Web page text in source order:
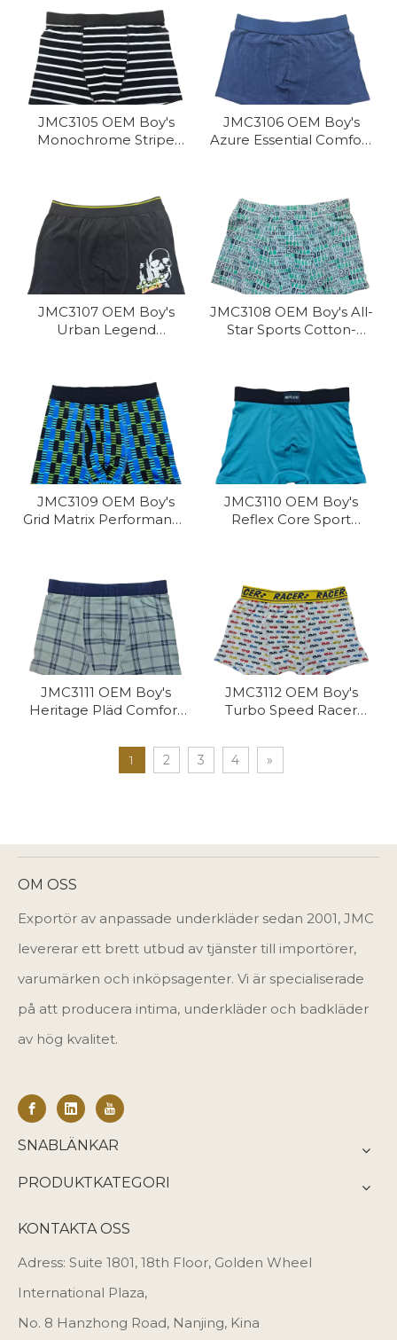
JMC3105 OEM Boy's
Monochrome Stripe
JMC3106 OEM Boy's
Azure Essential Comfort
JMC3107 OEM Boy's
Urban Legend
JMC3108 OEM Boy's All-
Star Sports Cotton-
JMC3109 OEM Boy's
Grid Matrix Performance
JMC3110 OEM Boy's
Reflex Core Sport
JMC3111 OEM Boy's
Heritage Pläd Comfort
JMC3112 OEM Boy's
Turbo Speed ​​Racer
1 2 3 4 »
OM OSS
Exportör av anpassade underkläder sedan 2001, JMC
levererar ett brett utbud av tjänster till importörer,
varumärken och inköpsagenter. Vi är specialiserade
på att producera intima, underkläder och badkläder
av hög kvalitet.
SNABLÄNKAR
PRODUKTKATEGORI
KONTAKTA OSS
Adress: Suite 1801, 18th Floor, Golden Wheel
International Plaza,
No. 8 Hanzhong Road, Nanjing, Kina